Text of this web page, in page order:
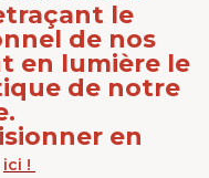
le
de nos
en lumière le
de notre
en
ici !